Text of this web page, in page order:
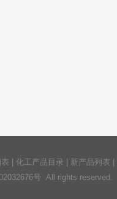
化工产品目录 新产品列表
号 All rights reserved.